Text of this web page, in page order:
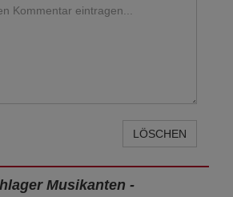
LÖSCHEN
Musikanten -